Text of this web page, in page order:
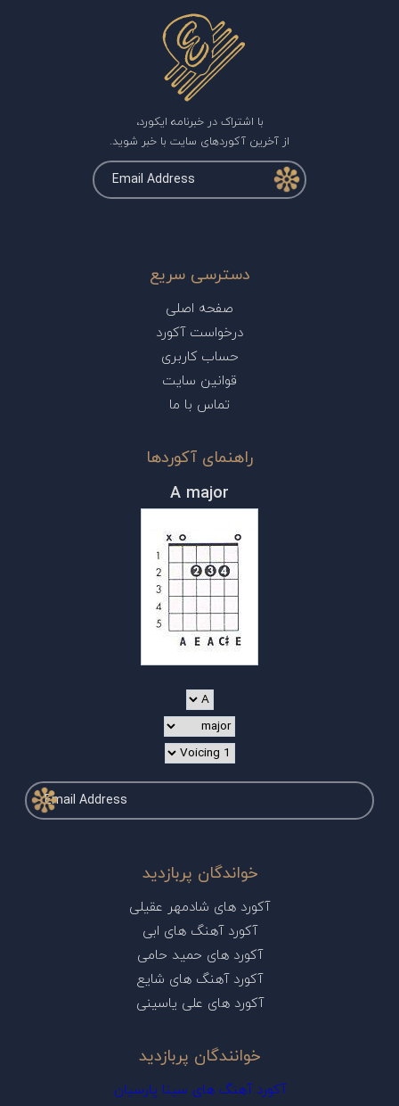
با اشتراک در خبرنامه ایکورد،
از آخرین آکوردهای سایت با خبر شوید.
دسترسی سریع
صفحه اصلی
درخواست آکورد
حساب کاربری
قوانین سایت
تماس با ما
راهنمای آکوردها
A major
خواندگان پربازدید
آکورد های شادمهر عقیلی
آکورد آهنگ های ابی
آکورد های حمید حامی
آکورد آهنگ های شایع
آکورد های علی یاسینی
خوانندگان پربازدید
آکورد آهنگ های سینا پارسیان